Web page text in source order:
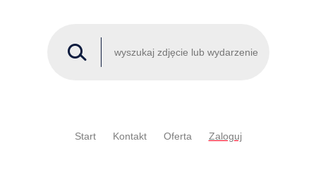
Start Kontakt Oferta Zaloguj